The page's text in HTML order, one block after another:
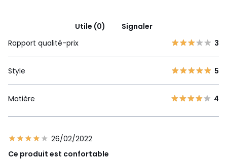
Utile (0)
Signaler
Rapport qualité-prix
3
Style 5
Matière 4
26/02/2022
Ce produit est confortable